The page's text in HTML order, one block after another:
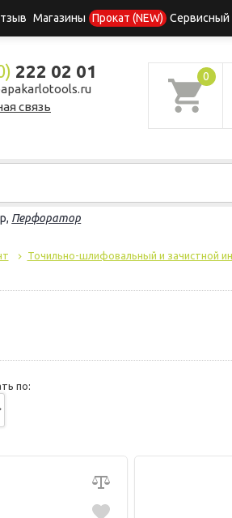
Магазины Прокат (NEW) Сервисный
222 02 01
связь
0
Перфоратор
Точильно-шлифовальный и зачистной
по: